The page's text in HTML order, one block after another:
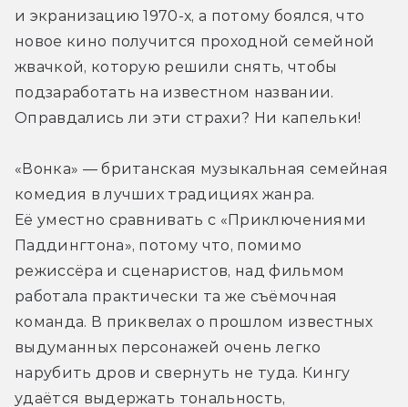
и экранизацию 1970-х, а потому боялся, что
новое кино получится проходной семейной
жвачкой, которую решили снять, чтобы
подзаработать на известном названии.
Оправдались ли эти страхи? Ни капельки!
«Вонка» — британская музыкальная семейная
комедия в лучших традициях жанра.
Её уместно сравнивать с «Приключениями
Паддингтона», потому что, помимо
режиссёра и сценаристов, над фильмом
работала практически та же съёмочная
команда. В приквелах о прошлом известных
выдуманных персонажей очень легко
нарубить дров и свернуть не туда. Кингу
удаётся выдержать тональность,